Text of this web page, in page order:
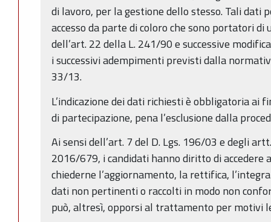
di lavoro, per la gestione dello stesso. Tali dati
accesso da parte di coloro che sono portatori di
dell’art. 22 della L. 241/90 e successive
i successivi adempimenti previsti dalla
33/13.
L’indicazione dei dati richiesti è obbligatoria ai
di partecipazione, pena l’esclusione dalla
Ai sensi dell’art. 7 del D. Lgs. 196/03 e degli
2016/679, i candidati hanno diritto di accedere
chiederne l’aggiornamento, la rettifica,
dati non pertinenti o raccolti in modo non
può, altresì, opporsi al trattamento per motivi